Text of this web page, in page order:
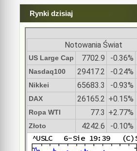
Rynki dzisiaj
Notowania Świat
US Large Cap 7702.9 -0.36%
Nasdaq100 29417.2 -0.24%
Nikkei 65683.3 -0.93%
DAX 26165.2 +0.15%
Ropa WTI 77.3 +2.77%
Złoto 4242.6 -0.10%